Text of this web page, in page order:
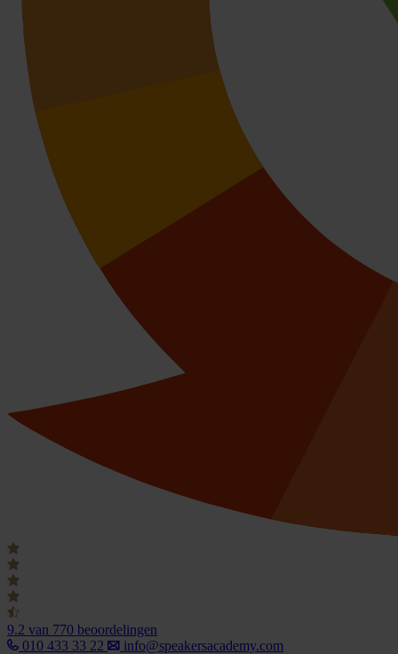
9.2 van 770 beoordelingen
010 433 33 22
info@speakersacademy.com